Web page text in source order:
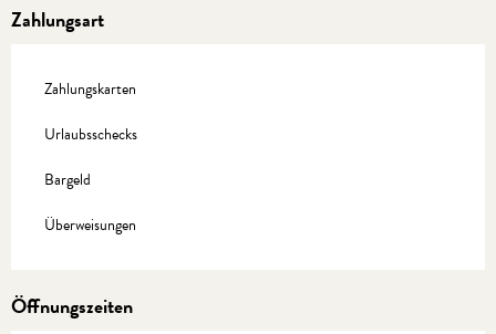
Zahlungsart
Zahlungskarten
Urlaubsschecks
Bargeld
Überweisungen
Öffnungszeiten